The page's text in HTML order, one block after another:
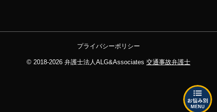
プライバシーポリシー
© 2018-2026 弁護士法人ALG&Associates 交通事故弁護士